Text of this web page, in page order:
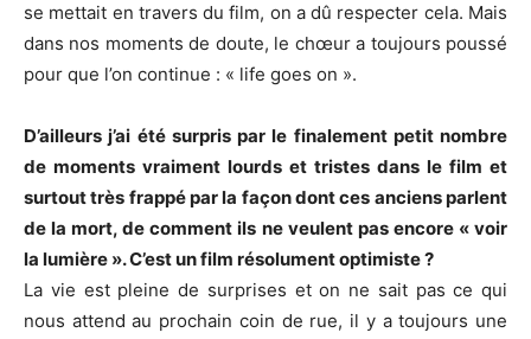
se mettait en travers du film, on a dû respecter cela. Mais
dans nos moments de doute, le chœur a toujours poussé
pour que l’on continue : « life goes on ».
D’ailleurs j’ai été surpris par le finalement petit nombre
de moments vraiment lourds et tristes dans le film et
surtout très frappé par la façon dont ces anciens parlent
de la mort, de comment ils ne veulent pas encore « voir
la lumière ». C’est un film résolument optimiste ?
La vie est pleine de surprises et on ne sait pas ce qui
nous attend au prochain coin de rue, il y a toujours une